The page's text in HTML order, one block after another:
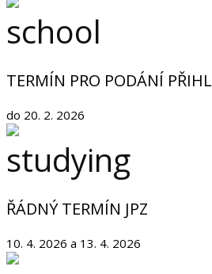
TERMÍN PRO PODÁNÍ
do 20. 2. 2026
ŘÁDNÝ TERMÍN JPZ
10. 4. 2026 a 13. 4. 2026